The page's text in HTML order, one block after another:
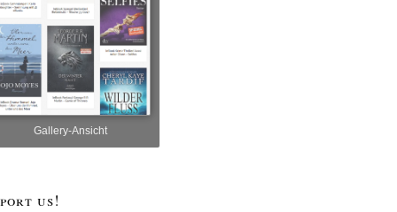
Gallery-Ansicht
us!